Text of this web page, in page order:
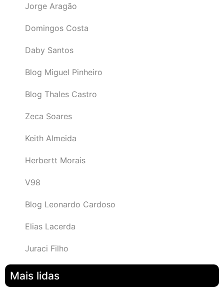
Jorge Aragão
Domingos Costa
Daby Santos
Blog Miguel Pinheiro
Blog Thales Castro
Zeca Soares
Keith Almeida
Herbertt Morais
V98
Blog Leonardo Cardoso
Elias Lacerda
Juraci Filho
Mais lidas